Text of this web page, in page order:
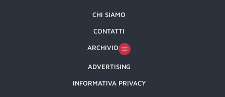
CHI SIAMO
CONTATTI
ARCHIVIO
ADVERTISING
INFORMATIVA PRIVACY